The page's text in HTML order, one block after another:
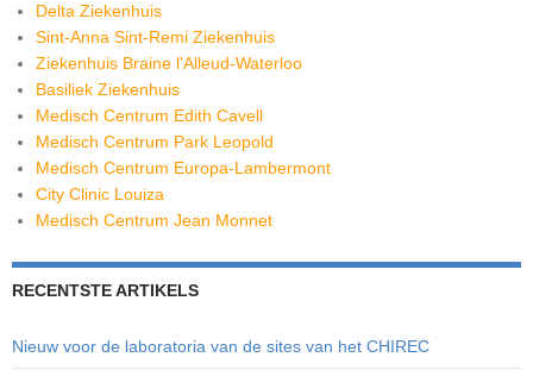
Delta Ziekenhuis
Sint-Anna Sint-Remi Ziekenhuis
Ziekenhuis Braine l'Alleud-Waterloo
Basiliek Ziekenhuis
Medisch Centrum Edith Cavell
Medisch Centrum Park Leopold
Medisch Centrum Europa-Lambermont
City Clinic Louiza
Medisch Centrum Jean Monnet
RECENTSTE ARTIKELS
Nieuw voor de laboratoria van de sites van het CHIREC